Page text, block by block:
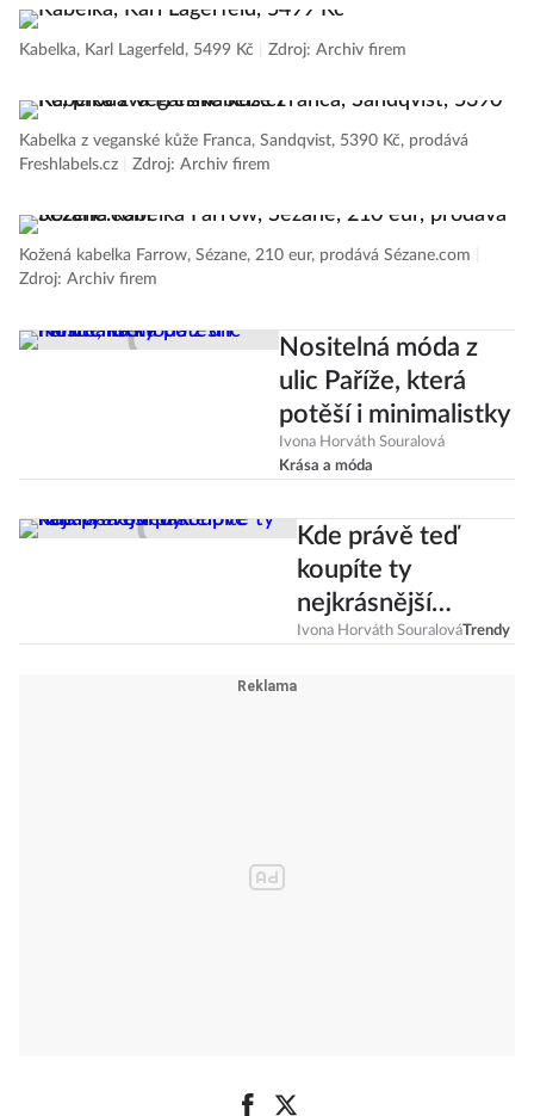
Kabelka, Karl Lagerfeld, 5499 Kč Zdroj: Archiv firem
Kabelka z veganské kůže Franca, Sandqvist, 5390 Kč, prodává
Freshlabels.cz
Zdroj: Archiv firem
Kožená kabelka Farrow, Sézane, 210 eur, prodává Sézane.com
Zdroj: Archiv firem
Nositelná móda z
ulic Paříže, která
potěší i minimalistky
Ivona Horváth Souralová
Krása a móda
Kde právě teď
koupíte ty
nejkrásnější
pastelové kabáty a
Ivona Horváth SouralováTrendy